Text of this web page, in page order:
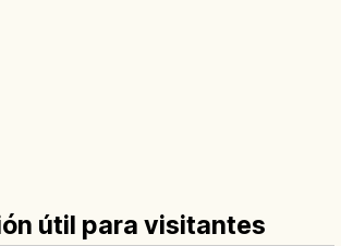
útil para visitantes